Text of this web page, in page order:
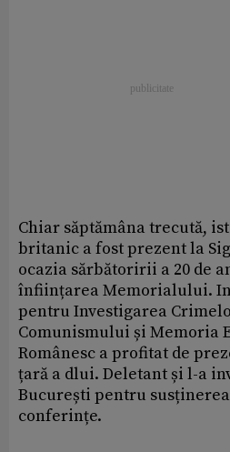
Chiar săptămâna trecută,
britanic a fost prezent la
ocazia sărbătoririi a 20 de
înființarea Memorialului.
pentru Investigarea
Comunismului și Memoria
Românesc a profitat de
țară a dlui. Deletant și l-a
București pentru
conferințe.